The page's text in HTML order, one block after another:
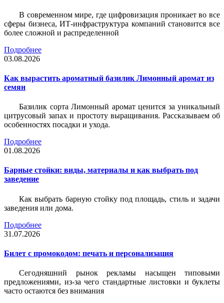
В современном мире, где цифровизация проникает во все
сферы бизнеса, ИТ-инфраструктура компаний становится все
более сложной и распределенной
Подробнее
03.08.2026
Как вырастить ароматный базилик Лимонный аромат из
семян
Базилик сорта Лимонный аромат ценится за уникальный
цитрусовый запах и простоту выращивания. Рассказываем об
особенностях посадки и ухода.
Подробнее
01.08.2026
Барные стойки: виды, материалы и как выбрать под
заведение
Как выбрать барную стойку под площадь, стиль и задачи
заведения или дома.
Подробнее
31.07.2026
Билет c промокодом: печать и персонализация
Сегодняшний рынок рекламы насыщен типовыми
предложениями, из-за чего стандартные листовки и буклеты
часто остаются без внимания